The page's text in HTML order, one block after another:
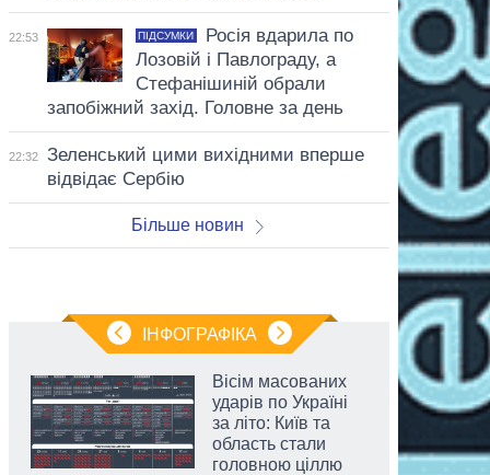
22:53 ПІДСУМКИ
Росія вдарила по
Лозовій і Павлограду, а
Стефанішиній обрали
запобіжний захід. Головне за день
22:32
Зеленський цими вихідними вперше
відвідає Сербію
Більше новин
ІНФОГРАФІКА
Вісім масованих
ударів по Україні
за літо: Київ та
область стали
головною ціллю